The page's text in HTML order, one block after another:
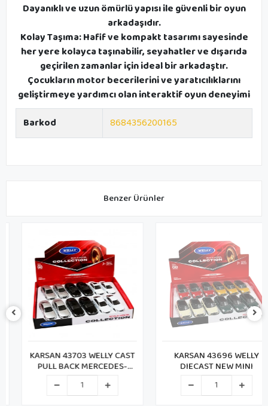
Dayanıklı ve uzun ömürlü yapısı ile güvenli bir oyun
arkadaşıdır.
Kolay Taşıma: Hafif ve kompakt tasarımı sayesinde
her yere kolayca taşınabilir, seyahatler ve dışarıda
geçirilen zamanlar için ideal bir arkadaştır.
Çocukların motor becerilerini ve yaratıcılıklarını
geliştirmeye yardımcı olan interaktif oyun deneyimi
Barkod
8684356200165
Benzer Ürünler
KARSAN 43703 WELLY CAST
PULL BACK MERCEDES-
BENZ (72)
KARSAN 43696 WELLY
DIECAST NEW MINI